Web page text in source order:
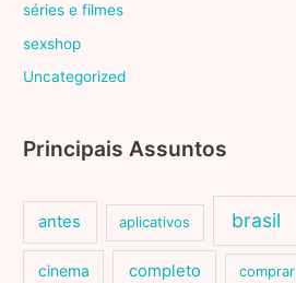
séries e filmes
sexshop
Uncategorized
Principais Assuntos
antes aplicativos brasil
cinema completo comprar